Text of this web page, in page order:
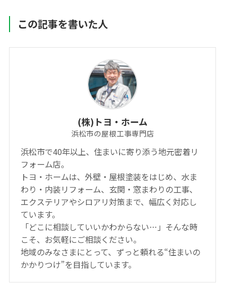
この記事を書いた人
(株)トヨ・ホーム
浜松市の屋根工事専門店
浜松市で40年以上、住まいに寄り添う地元密着リ
フォーム店。
トヨ・ホームは、外壁・屋根塗装をはじめ、水ま
わり・内装リフォーム、玄関・窓まわりの工事、
エクステリアやシロアリ対策まで、幅広く対応し
ています。
「どこに相談していいかわからない…」そんな時
こそ、お気軽にご相談ください。
地域のみなさまにとって、ずっと頼れる“住まいの
かかりつけ”を目指しています。